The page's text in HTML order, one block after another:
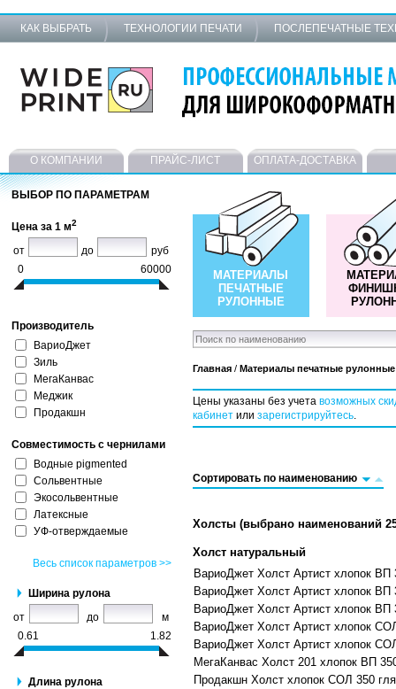
КАК ВЫБРАТЬ ТЕХНОЛОГИИ ПЕЧАТИ ПОСЛЕПЕЧАТНЫЕ
О КОМПАНИИ ПРАЙС-ЛИСТ ОПЛАТА-ДОСТАВКА
ВЫБОР ПО ПАРАМЕТРАМ
Цена за 1 м2
от до
руб
60000
0
Производитель
ВариоДжет
Зиль
МегаКанвас
Меджик
Продакшн
Совместимость с чернилами
Водные pigmented
Сольвентные
Экосольвентные
Латексные
УФ-отверждаемые
Весь список параметров >>
Ширина рулона
от
до
м
1.82
0.61
Длина рулона
МАТЕРИАЛЫ
ПЕЧАТНЫЕ
РУЛОННЫЕ
Главная / Материалы печатные рулонные
Цены указаны без учета возможных
кабинет или зарегистрируйтесь.
Сортировать по наименованию
Холсты (выбрано наименований
Холст натуральный
ВариоДжет Холст Артист хлопок ВП
ВариоДжет Холст Артист хлопок ВП
ВариоДжет Холст Артист хлопок ВП
ВариоДжет Холст Артист хлопок
ВариоДжет Холст Артист хлопок
МегаКанвас Холст 201 хлопок ВП
Продакшн Холст хлопок СОЛ 350